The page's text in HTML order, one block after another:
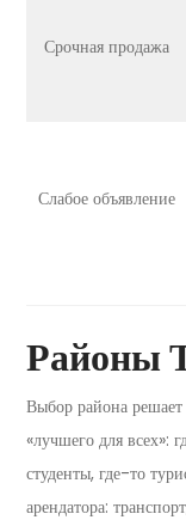
Срочная продажа
Слабое объявление
Районы
Выбор района
«лучшего для всех»:
студенты, где-то
арендатора: